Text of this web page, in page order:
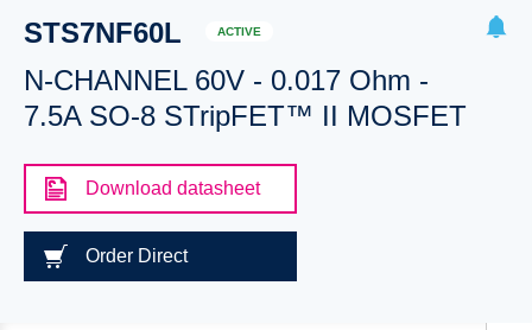
Pleaselog into show your saved searches.
STS7NF60L ACTIVE
N-CHANNEL 60V - 0.017 Ohm -
7.5A SO-8 STripFET™ II MOSFET
Download datasheet
Order Direct